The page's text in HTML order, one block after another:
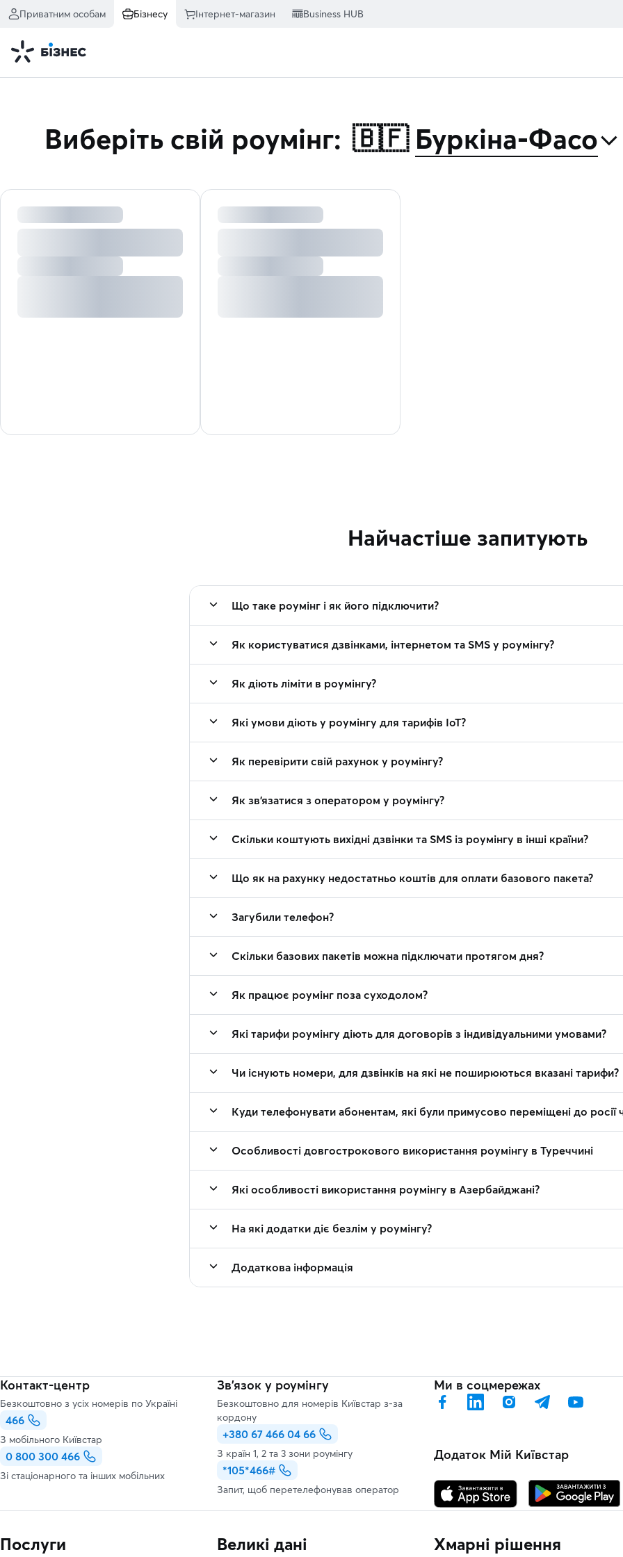
Приватним особам Бізнесу Інтернет-магазин Business HUB
Виберіть свій роумінг: 🇧🇫 Буркіна-Фасо⌃
Найчастіше запитують
Що таке роумінг і як його підключити?
Як користуватися дзвінками, інтернетом та SMS у роумінгу?
Як діють ліміти в роумінгу?
Які умови діють у роумінгу для тарифів IoT?
Як перевірити свій рахунок у роумінгу?
Як зв'язатися з оператором у роумінгу?
Скільки коштують вихідні дзвінки та SMS із роумінгу в інші країни?
Що як на рахунку недостатньо коштів для оплати базового пакета?
Загубили телефон?
Скільки базових пакетів можна підключати протягом дня?
Як працює роумінг поза суходолом?
Які тарифи роумінгу діють для договорів з індивідуальними умовами?
Чи існують номери, для дзвінків на які не поширюються вказані тарифи?
Куди телефонувати абонентам, які були примусово переміщені до росії
Особливості довгострокового використання роумінгу в Туреччині
Які особливості використання роумінгу в Азербайджані?
На які додатки діє безлім у роумінгу?
Додаткова інформація
Контакт-центр
Безкоштовно з усіх номерів по Україні
466
З мобільного Київстар
0 800 300 466
Зі стаціонарного та інших мобільних
Зв’язок у роумінгу
Безкоштовно для номерів Київстар з-за
кордону
+380 67 466 04 66
З країн 1, 2 та 3 зони роумінгу
*105*466#
Запит, щоб перетелефонував оператор
Ми в соцмережах
Додаток Мій Київстар
Послуги Великі дані Хмарні рішення